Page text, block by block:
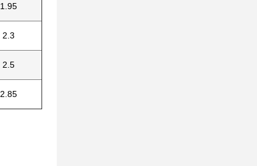
1.95
2.3
2.5
2.85